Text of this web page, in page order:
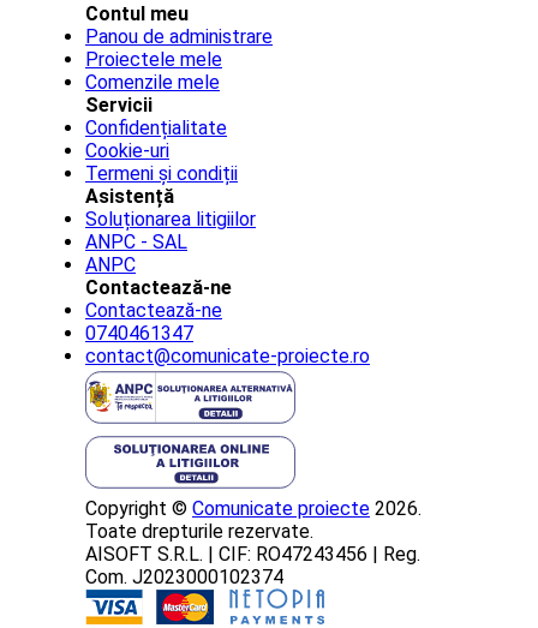
Contul meu
Panou de administrare
Proiectele mele
Comenzile mele
Servicii
Confidențialitate
Cookie-uri
Termeni și condiții
Asistență
Soluționarea litigiilor
ANPC - SAL
ANPC
Contactează-ne
Contactează-ne
0740461347
contact@comunicate-proiecte.ro
Copyright © Comunicate proiecte 2026.
Toate drepturile rezervate.
AISOFT S.R.L. | CIF: RO47243456 | Reg.
Com. J2023000102374